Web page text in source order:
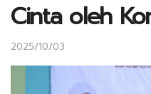
Cinta oleh
2025/10/03